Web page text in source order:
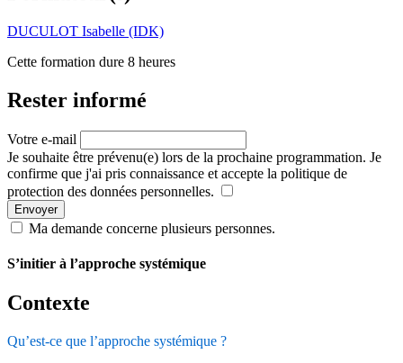
DUCULOT Isabelle (IDK)
Cette formation dure 8 heures
Rester informé
Votre e-mail
Je souhaite être prévenu(e) lors de la prochaine programmation. Je
confirme que j'ai pris connaissance et accepte la politique de
protection des données personnelles.
Envoyer
Ma demande concerne plusieurs personnes.
S’initier à l’approche systémique
Contexte
Qu’est-ce que l’approche systémique ?